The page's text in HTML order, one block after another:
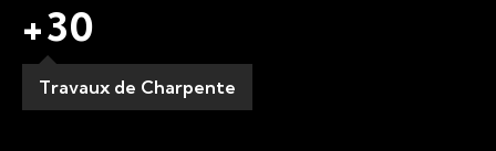
+30
Travaux de Charpente